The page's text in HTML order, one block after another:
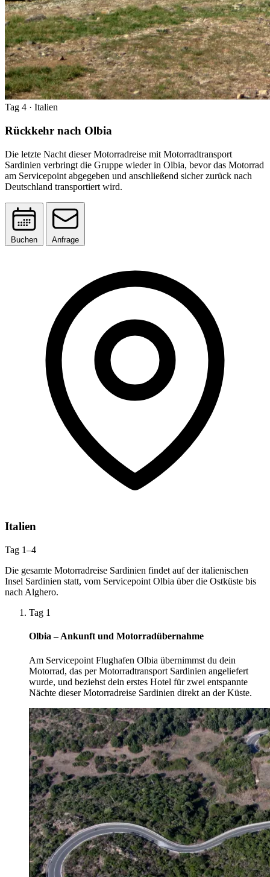
Tag 4 · Italien
Rückkehr nach Olbia
Die letzte Nacht dieser Motorradreise mit Motorradtransport
Sardinien verbringt die Gruppe wieder in Olbia, bevor das Motorrad
am Servicepoint abgegeben und anschließend sicher zurück nach
Deutschland transportiert wird.
Buchen Anfrage
Italien
Tag 1–4
Die gesamte Motorradreise Sardinien findet auf der italienischen
Insel Sardinien statt, vom Servicepoint Olbia über die Ostküste bis
nach Alghero.
Tag 1
Olbia – Ankunft und Motorradübernahme
Am Servicepoint Flughafen Olbia übernimmst du dein
Motorrad, das per Motorradtransport Sardinien angeliefert
wurde, und beziehst dein erstes Hotel für zwei entspannte
Nächte dieser Motorradreise Sardinien direkt an der Küste.